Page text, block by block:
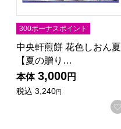
300ボーナスポイント
中央軒煎餅 花色しおん夏
【夏の贈り…
本体 3,000円
税込 3,240円